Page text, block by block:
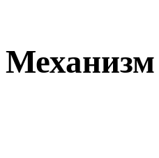
Механизм